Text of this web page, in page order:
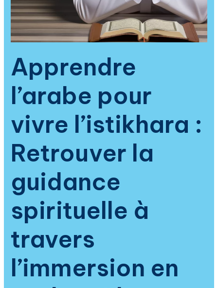
Apprendre
l’arabe pour
vivre l’istikhara :
Retrouver la
guidance
spirituelle à
travers
l’immersion en
arabe
et
la
compréhension
des
invocations
islamiques